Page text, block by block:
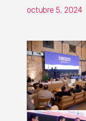
octubre 5, 2024